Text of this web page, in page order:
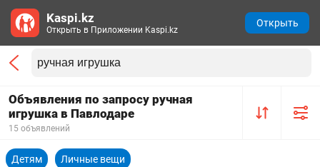
Объявления по запросу ручная
игрушка в Павлодаре
15 объявлений
Детям Личные вещи
Kaspi.kz
Открыть в Приложении Kaspi.kz
Открыть